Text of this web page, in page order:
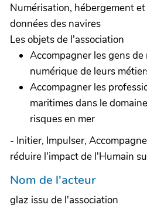
Numérisation, hébergement
données des navires
Les objets de l'association
Accompagner les gens
numérique de leurs
Accompagner les
maritimes dans le
risques en mer
- Initier, Impulser,
réduire l'impact de l'Humain
Nom de l'acteur
glaz issu de l'association